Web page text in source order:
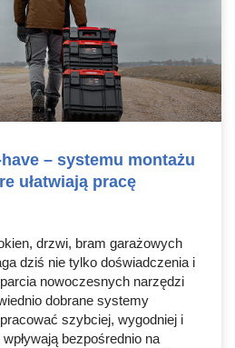
– systemu montażu
ułatwiają pracę
drzwi, bram garażowych
dziś nie tylko doświadczenia i
nowoczesnych narzędzi
dobrane systemy
szybciej, wygodniej i
bezpośrednio na